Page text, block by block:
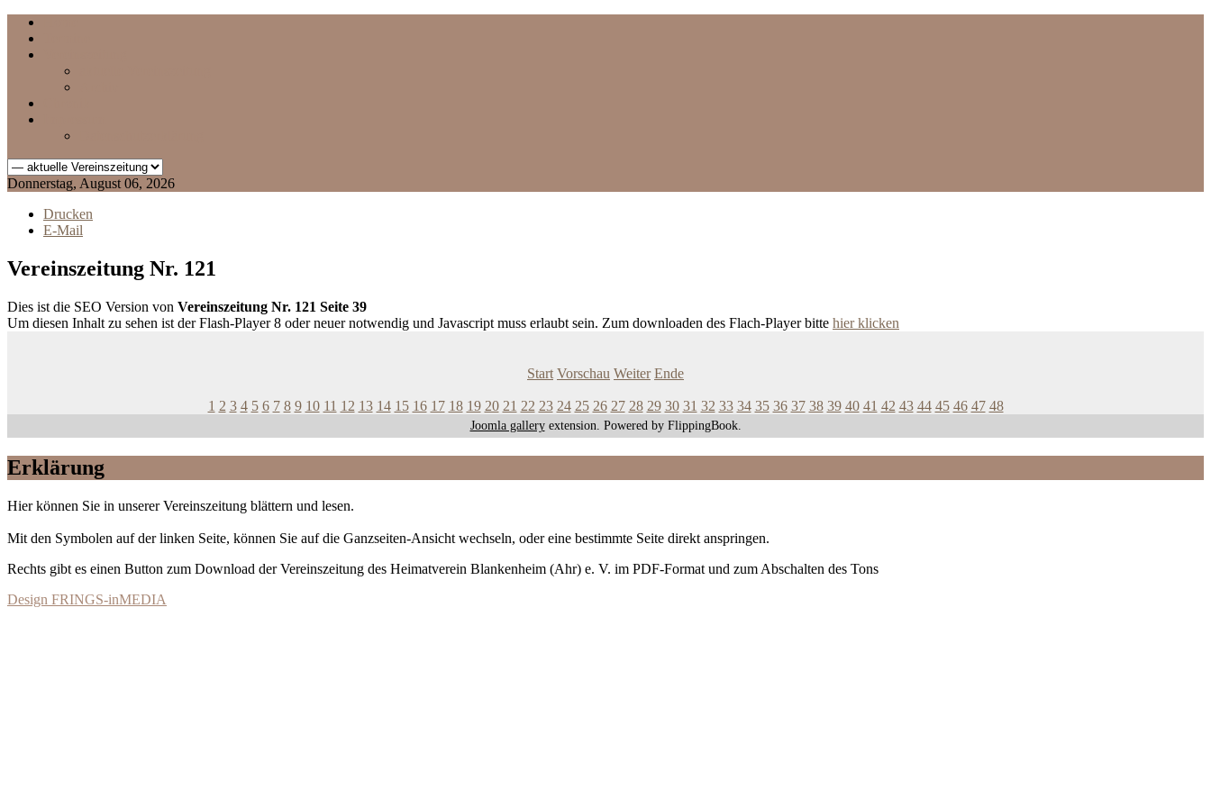
Donnerstag, August 06, 2026
Drucken
E-Mail
Vereinszeitung Nr. 121
Dies ist die SEO Version von Vereinszeitung Nr. 121 Seite 39
Um diesen Inhalt zu sehen ist der Flash-Player 8 oder neuer notwendig und Javascript muss erlaubt sein. Zum downloaden des Flach-Player bitte hier klicken
Start Vorschau Weiter Ende
1 2 3 4 5 6 7 8 9 10 11 12 13 14 15 16 17 18 19 20 21 22 23 24 25 26 27 28 29 30 31 32 33 34 35 36 37 38 39 40 41 42 43 44 45 46 47 48
Joomla galleryextension. Powered by FlippingBook.
Erklärung
Hier können Sie in unserer Vereinszeitung blättern und lesen.
Mit den Symbolen auf der linken Seite, können Sie auf die Ganzseiten-Ansicht wechseln, oder eine bestimmte Seite direkt anspringen.
Rechts gibt es einen Button zum Download der Vereinszeitung des Heimatverein Blankenheim (Ahr) e. V. im PDF-Format und zum Abschalten des Tons
Design FRINGS-inMEDIA